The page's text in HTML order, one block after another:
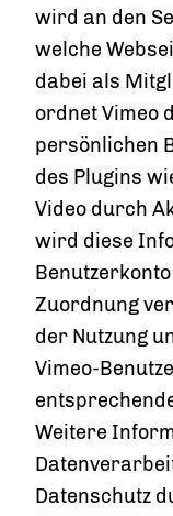
wird an den
welche
dabei als
ordnet Vimeo
persönlichen
des Plugins
Video durch
wird diese
Zuordnung
der Nutzung
Vimeo-
Weitere
Datenschutz